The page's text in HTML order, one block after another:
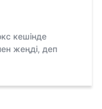
кешінде
жеңді, деп